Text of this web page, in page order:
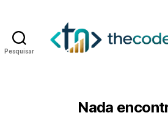
Pesquisar
Nada